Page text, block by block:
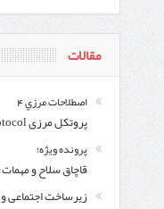
پس از چند سال
مقالات
اصطلاحات مرزي 4
پروتکل مرزی Border protocol
پرونده ویژه؛
قاچاق سلاح و
زیرساخت اجتماعی